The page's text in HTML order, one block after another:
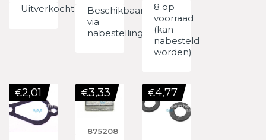
Uitverkocht
Beschikbaar
via
nabestelling
8 op
voorraad
(kan
nabesteld
worden)
€2,01
875208
€3,33 €4,77